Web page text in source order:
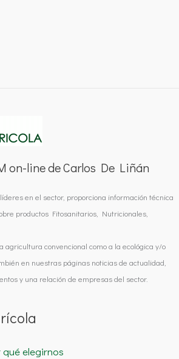
on-line de Carlos De Liñán
en el sector, proporciona información técnica
productos Fitosanitarios, Nutricionales,
agricultura convencional como a la ecológica y/o
en nuestras páginas noticias de actualidad,
y una relación de empresas del sector.
elegirnos